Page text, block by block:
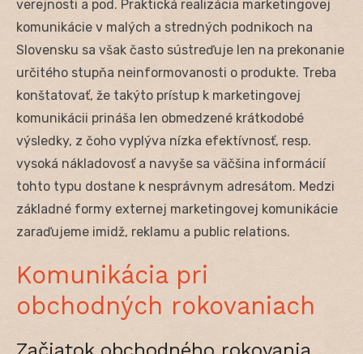
verejnosti a pod. Praktická realizácia marketingovej
komunikácie v malých a stredných podnikoch na
Slovensku sa však často sústreďuje len na prekonanie
určitého stupňa neinformovanosti o produkte. Treba
konštatovať, že takýto prístup k marketingovej
komunikácii prináša len obmedzené krátkodobé
výsledky, z čoho vyplýva nízka efektívnosť, resp.
vysoká nákladovosť a navyše sa väčšina informácií
tohto typu dostane k nesprávnym adresátom. Medzi
základné formy externej marketingovej komunikácie
zaraďujeme imidž, reklamu a public relations.
Komunikácia pri
obchodných rokovaniach